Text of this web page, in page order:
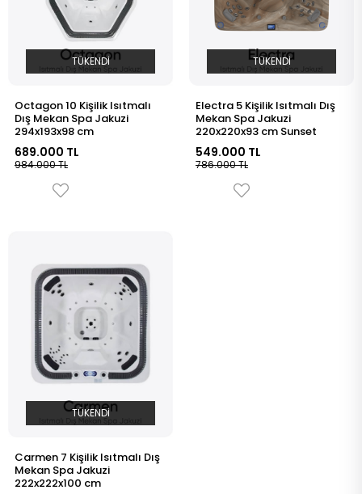
TÜKENDI
Octagon 10 Kişilik Isıtmalı
Dış Mekan Spa Jakuzi
294x193x98 cm
689.000 TL
984.000 TL
TÜKENDI
Electra 5 Kişilik Isıtmalı Dış
Mekan Spa Jakuzi
220x220x93 cm Sunset
549.000 TL
786.000 TL
TÜKENDI
Carmen 7 Kişilik Isıtmalı Dış
Mekan Spa Jakuzi
222x222x100 cm